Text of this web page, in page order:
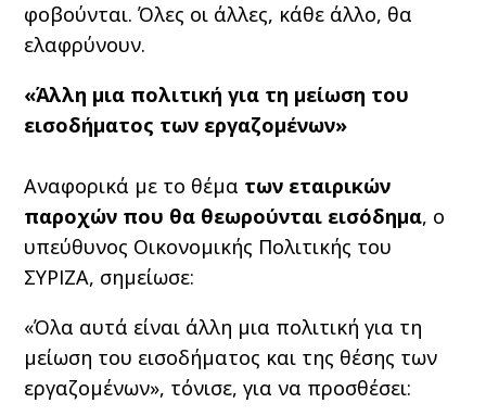
φοβούνται. Όλες οι άλλες, κάθε άλλο, θα
ελαφρύνουν.
«Άλλη μια πολιτική για τη μείωση του
εισοδήματος των εργαζομένων»
Αναφορικά με το θέμα των εταιρικών
παροχών που θα θεωρούνται εισόδημα, ο
υπεύθυνος Οικονομικής Πολιτικής του
ΣΥΡΙΖΑ, σημείωσε:
«Όλα αυτά είναι άλλη μια πολιτική για τη
μείωση του εισοδήματος και της θέσης των
εργαζομένων», τόνισε, για να προσθέσει: